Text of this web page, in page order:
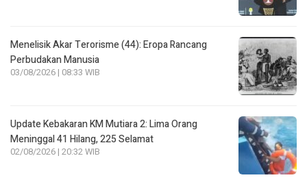
Menelisik Akar Terorisme (44): Eropa Rancang
Perbudakan Manusia
03/08/2026 | 08:33 WIB
Update Kebakaran KM Mutiara 2: Lima Orang
Meninggal 41 Hilang, 225 Selamat
02/08/2026 | 20:32 WIB